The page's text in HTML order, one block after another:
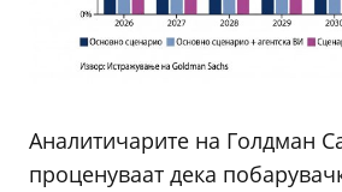
Аналитичарите на Голдман
проценуваат дека